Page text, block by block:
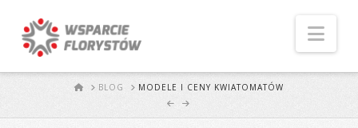
STARTBLOG MODELE I CENY KWIATOMATÓW